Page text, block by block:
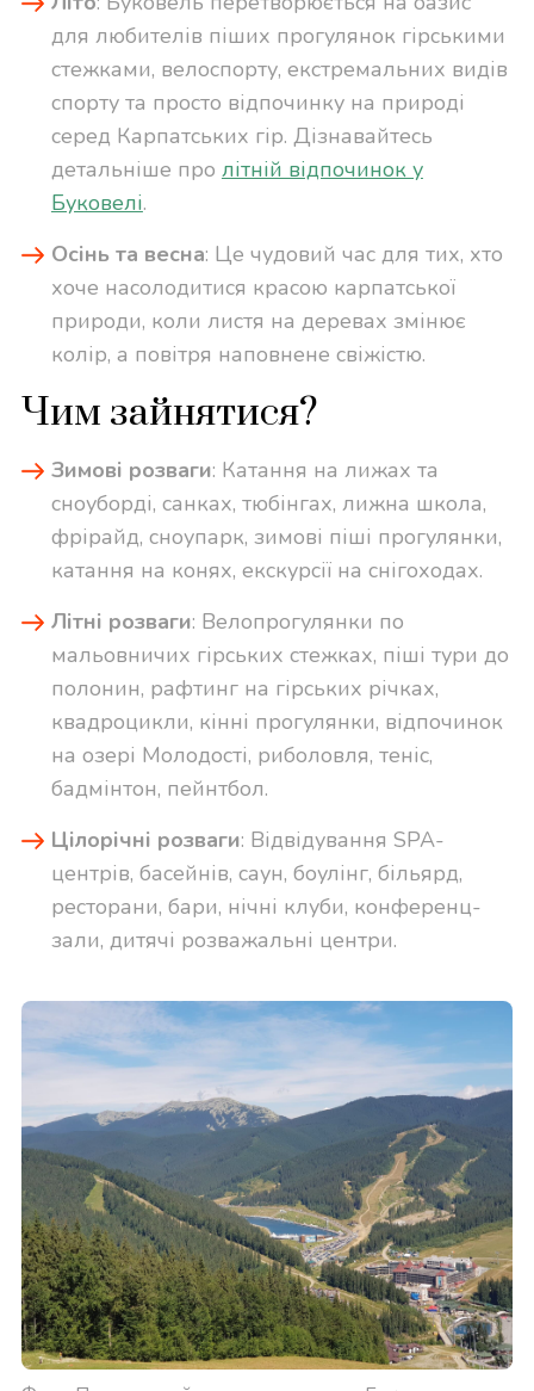
для любителів піших прогулянок гірськими
стежками, велоспорту, екстремальних видів
спорту та просто відпочинку на природі
серед Карпатських гір. Дізнавайтесь
детальніше про літній відпочинок у
Буковелі.
Осінь та весна: Це чудовий час для тих, хто
хоче насолодитися красою карпатської
природи, коли листя на деревах змінює
колір, а повітря наповнене свіжістю.
Чим зайнятися?
Зимові розваги: Катання на лижах та
сноуборді, санках, тюбінгах, лижна школа,
фрірайд, сноупарк, зимові піші прогулянки,
катання на конях, екскурсії на снігоходах.
Літні розваги: Велопрогулянки по
мальовничих гірських стежках, піші тури до
полонин, рафтинг на гірських річках,
квадроцикли, кінні прогулянки, відпочинок
на озері Молодості, риболовля, теніс,
бадмінтон, пейнтбол.
Цілорічні розваги: Відвідування SPA-
центрів, басейнів, саун, боулінг, більярд,
ресторани, бари, нічні клуби, конференц-
зали, дитячі розважальні центри.